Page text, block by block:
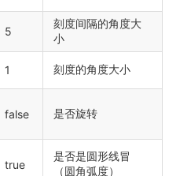
5
刻度间隔的角度大
小
1 刻度的角度大小
false 是否旋转
true
是否是圆形线冒
（圆角弧度）